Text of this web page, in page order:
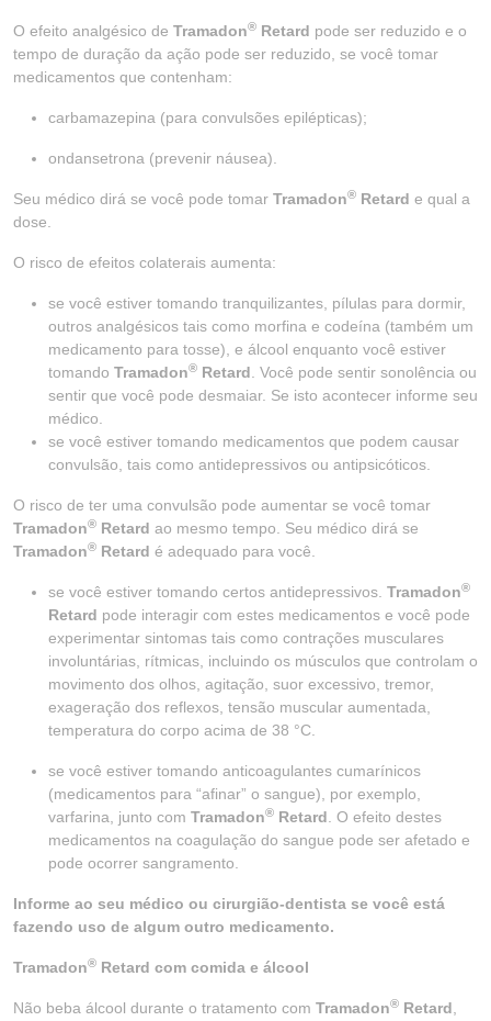
O efeito analgésico de Tramadon® Retard pode ser reduzido e o
tempo de duração da ação pode ser reduzido, se você tomar
medicamentos que contenham:
carbamazepina (para convulsões epilépticas);
ondansetrona (prevenir náusea).
Seu médico dirá se você pode tomar Tramadon® Retard e qual a
dose.
O risco de efeitos colaterais aumenta:
se você estiver tomando tranquilizantes, pílulas para dormir,
outros analgésicos tais como morfina e codeína (também um
medicamento para tosse), e álcool enquanto você estiver
tomando Tramadon® Retard . Você pode sentir sonolência ou
sentir que você pode desmaiar. Se isto acontecer informe seu
médico.
se você estiver tomando medicamentos que podem causar
convulsão, tais como antidepressivos ou antipsicóticos.
O risco de ter uma convulsão pode aumentar se você tomar
Tramadon® Retard ao mesmo tempo. Seu médico dirá se
Tramadon® Retard é adequado para você.
se você estiver tomando certos antidepressivos. Tramadon®
Retard pode interagir com estes medicamentos e você pode
experimentar sintomas tais como contrações musculares
involuntárias, rítmicas, incluindo os músculos que controlam o
movimento dos olhos, agitação, suor excessivo, tremor,
exageração dos reflexos, tensão muscular aumentada,
temperatura do corpo acima de 38 °C.
se você estiver tomando anticoagulantes cumarínicos
(medicamentos para “afinar” o sangue), por exemplo,
varfarina, junto com Tramadon® Retard . O efeito destes
medicamentos na coagulação do sangue pode ser afetado e
pode ocorrer sangramento.
Informe ao seu médico ou cirurgião-dentista se você está
fazendo uso de algum outro medicamento.
Tramadon® Retard com comida e álcool
Não beba álcool durante o tratamento com Tramadon® Retard